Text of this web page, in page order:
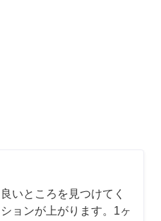
いところを見つけてく
ョンが上がります。1ヶ